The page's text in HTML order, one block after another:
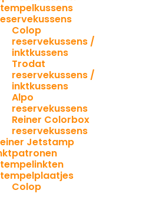
Colop
reservekussens /
inktkussens
Trodat
reservekussens /
inktkussens
Alpo
reservekussens
Reiner Colorbox
reservekussens
Jetstamp
Colop